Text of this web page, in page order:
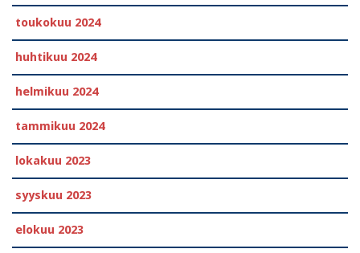
toukokuu 2024
huhtikuu 2024
helmikuu 2024
tammikuu 2024
lokakuu 2023
syyskuu 2023
elokuu 2023